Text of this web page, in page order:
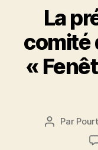
La
comité
«
Auteur
Par